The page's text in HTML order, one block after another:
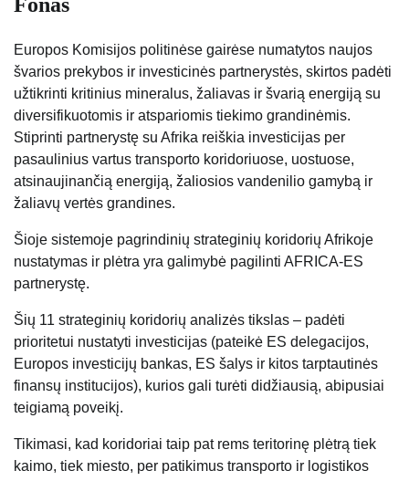
Europos Komisijos politinėse gairėse numatytos naujos
švarios prekybos ir investicinės partnerystės, skirtos padėti
užtikrinti kritinius mineralus, žaliavas ir švarią energiją su
diversifikuotomis ir atspariomis tiekimo grandinėmis.
Stiprinti partnerystę su Afrika reiškia investicijas per
pasaulinius vartus transporto koridoriuose, uostuose,
atsinaujinančią energiją, žaliosios vandenilio gamybą ir
žaliavų vertės grandines.
Šioje sistemoje pagrindinių strateginių koridorių Afrikoje
nustatymas ir plėtra yra galimybė pagilinti AFRICA-ES
partnerystę.
Šių 11 strateginių koridorių analizės tikslas – padėti
prioritetui nustatyti investicijas (pateikė ES delegacijos,
Europos investicijų bankas, ES šalys ir kitos tarptautinės
finansų institucijos), kurios gali turėti didžiausią, abipusiai
teigiamą poveikį.
Tikimasi, kad koridoriai taip pat rems teritorinę plėtrą tiek
kaimo, tiek miesto, per patikimus transporto ir logistikos